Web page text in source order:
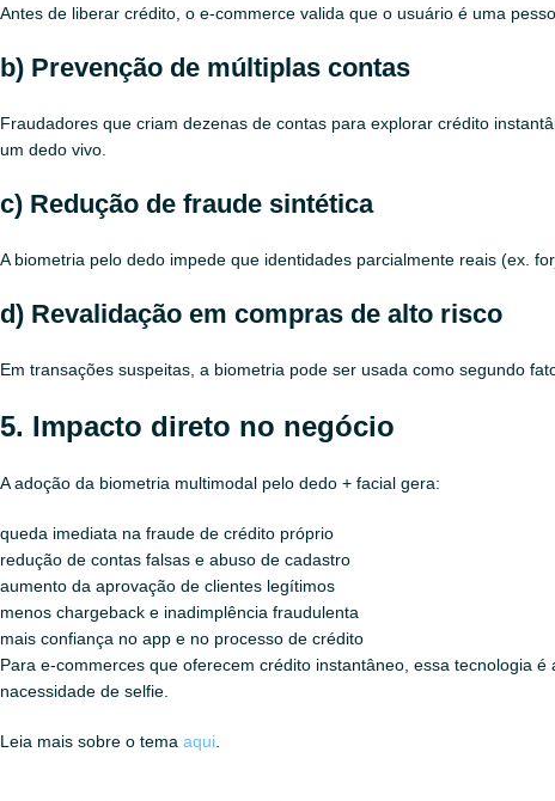
Antes de liberar crédito, o e‑commerce valida que o usuário é uma
b) Prevenção de múltiplas contas
Fraudadores que criam dezenas de contas para explorar crédito
um dedo vivo.
c) Redução de fraude sintética
A biometria pelo dedo impede que identidades parcialmente reais (ex.
d) Revalidação em compras de alto risco
Em transações suspeitas, a biometria pode ser usada como segundo
5. Impacto direto no negócio
A adoção da biometria multimodal pelo dedo + facial gera:
queda imediata na fraude de crédito próprio
redução de contas falsas e abuso de cadastro
aumento da aprovação de clientes legítimos
menos chargeback e inadimplência fraudulenta
mais confiança no app e no processo de crédito
Para e‑commerces que oferecem crédito instantâneo, essa tecnologia
nacessidade de selfie.
Leia mais sobre o tema aqui.